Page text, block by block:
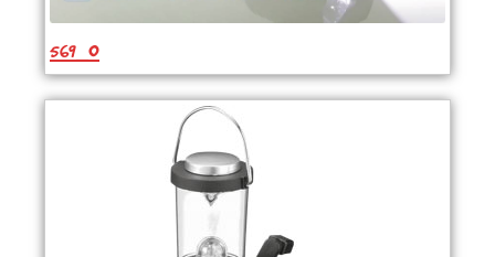
569_0